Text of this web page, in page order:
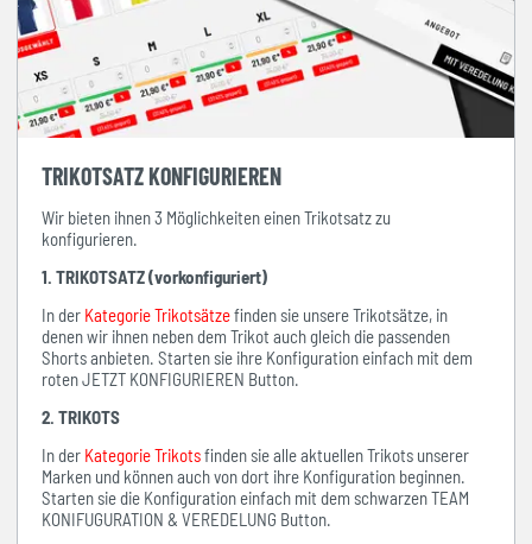
TRIKOTSATZ KONFIGURIEREN
Wir bieten ihnen 3 Möglichkeiten einen Trikotsatz zu
konfigurieren.
1. TRIKOTSATZ (vorkonfiguriert)
In der Kategorie Trikotsätzefinden sie unsere Trikotsätze, in
denen wir ihnen neben dem Trikot auch gleich die passenden
Shorts anbieten. Starten sie ihre Konfiguration einfach mit dem
roten JETZT KONFIGURIEREN Button.
2. TRIKOTS
In der Kategorie Trikotsfinden sie alle aktuellen Trikots unserer
Marken und können auch von dort ihre Konfiguration beginnen.
Starten sie die Konfiguration einfach mit dem schwarzen TEAM
KONIFUGURATION & VEREDELUNG Button.